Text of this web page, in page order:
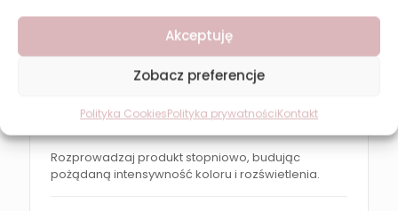
Akceptuję
Zobacz preferencje
Polityka CookiesPolityka prywatnościKontakt
Nałóż bronzer za pomocą pędzla na:
Rozprowadzaj produkt stopniowo, budując
pożądaną intensywność koloru i rozświetlenia.